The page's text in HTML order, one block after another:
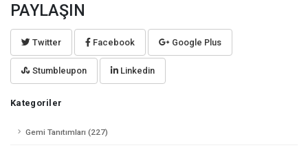
PAYLAŞIN
Twitter Facebook Google Plus
Stumbleupon Linkedin
Kategoriler
Gemi Tanıtımları (227)